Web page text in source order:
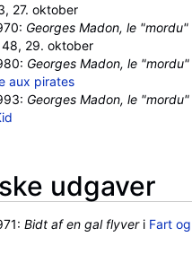
27. oktober
Georges Madon, le "mordu"
29. oktober
Georges Madon, le "mordu"
aux pirates
Georges Madon, le "mordu"
udgaver
Bidt af en gal flyveri Fart